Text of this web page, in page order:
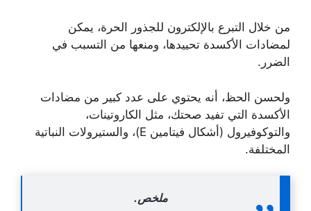
من خلال التبرع بالإلكترون للجذور الحرة، يمكن
لمضادات الأكسدة تحييدها، ومنعها من التسبب في
الضرر.
ولحسن الحظ، أنه يحتوي على عدد كبير من مضادات
الأكسدة التي تفيد صحتك، مثل الكاروتينات،
والتوكوفيرول (أشكال فيتامين E)، والستيرولات النباتية
المختلفة.
ملخص.